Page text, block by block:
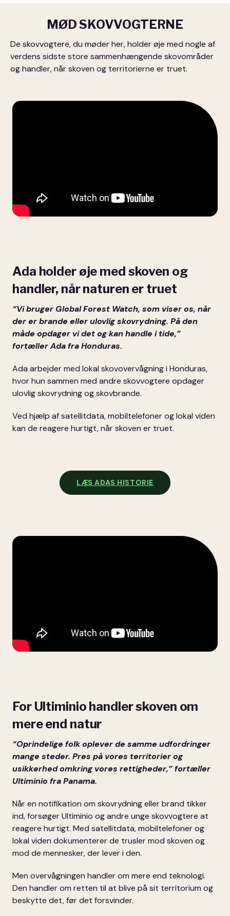
MØD SKOVVOGTERNE
De skovvogtere, du møder her, holder øje med nogle af
verdens sidste store sammenhængende skovområder
og handler, når skoven og territorierne er truet.
Ada holder øje med skoven og
handler, når naturen er truet
“Vi bruger Global Forest Watch, som viser os, når
der er brande eller ulovlig skovrydning. På den
måde opdager vi det og kan handle i tide,”
fortæller Ada fra Honduras.
Ada arbejder med lokal skovovervågning i Honduras,
hvor hun sammen med andre skovvogtere opdager
ulovlig skovrydning og skovbrande.
Ved hjælp af satellitdata, mobiltelefoner og lokal viden
kan de reagere hurtigt, når skoven er truet.
LÆS ADAS HISTORIE
For Ultiminio handler skoven om
mere end natur
“Oprindelige folk oplever de samme udfordringer
mange steder. Pres på vores territorier og
usikkerhed omkring vores rettigheder,” fortæller
Ultiminio fra Panama.
Når en notifikation om skovrydning eller brand tikker
ind, forsøger Ultiminio og andre unge skovvogtere at
reagere hurtigt. Med satellitdata, mobiltelefoner og
lokal viden dokumenterer de trusler mod skoven og
mod de mennesker, der lever i den.
Men overvågningen handler om mere end teknologi.
Den handler om retten til at blive på sit territorium og
beskytte det, før det forsvinder.